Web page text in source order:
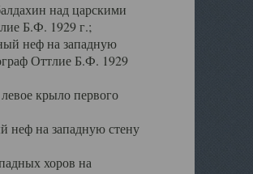
над царскими
Б.Ф. 1929 г.;
неф на западную
Оттлие Б.Ф. 1929
крыло первого
неф на западную стену
хоров на